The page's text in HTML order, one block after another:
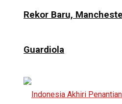
Rekor Baru,
Guardiola